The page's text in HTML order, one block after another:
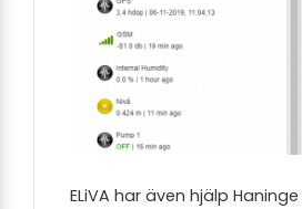
ELiVA har även hjälp